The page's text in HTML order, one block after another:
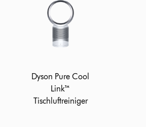
Dyson Pure Cool
Link™
Tischluftreiniger